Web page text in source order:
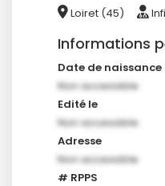
Loiret (45)
Informations
Date de naissance
Non accessible
Edité le
Non accessible
Adresse
Non accessible
# RPPS